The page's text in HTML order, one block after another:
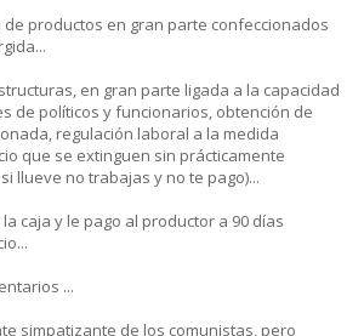
productos en gran parte confeccionados
en gran parte ligada a la capacidad
de políticos y funcionarios, obtención de
regulación laboral a la medida
que se extinguen sin prácticamente
llueve no trabajas y no te pago)...
caja y le pago al productor a 90 días
...
simpatizante de los comunistas, pero